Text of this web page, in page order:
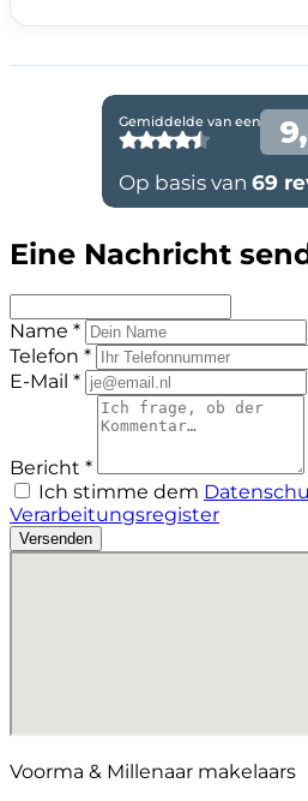
Eine Nachricht
Name *
Telefon *
E-Mail *
Bericht *
Ich stimme dem
Verarbeitungsregister
Versenden
Voorma & Millenaar makelaars